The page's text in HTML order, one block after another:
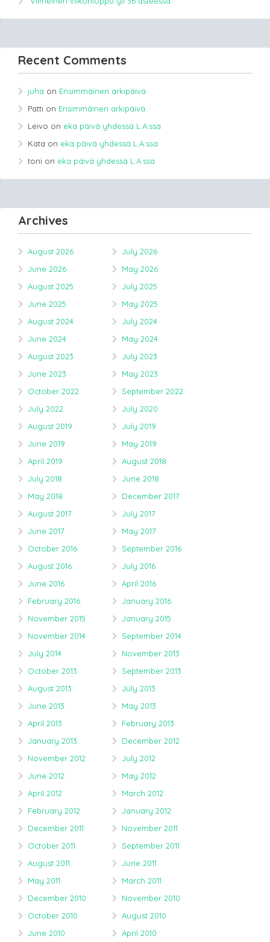
Recent Comments
juha on Ensimmäinen arkipäivä
Patti on Ensimmäinen arkipäivä
Leivo on eka päivä yhdessä L.A.ssa
Kata on eka päivä yhdessä L.A.ssa
toni on eka päivä yhdessä L.A.ssa
Archives
August 2026
July 2026
June 2026
May 2026
August 2025
July 2025
June 2025
May 2025
August 2024
July 2024
June 2024
May 2024
August 2023
July 2023
June 2023
May 2023
October 2022
September 2022
July 2022
July 2020
August 2019
July 2019
June 2019
May 2019
April 2019
August 2018
July 2018
June 2018
May 2018
December 2017
August 2017
July 2017
June 2017
May 2017
October 2016
September 2016
August 2016
July 2016
June 2016
April 2016
February 2016
January 2016
November 2015
January 2015
November 2014
September 2014
July 2014
November 2013
October 2013
September 2013
August 2013
July 2013
June 2013
May 2013
April 2013
February 2013
January 2013
December 2012
November 2012
July 2012
June 2012
May 2012
April 2012
March 2012
February 2012
January 2012
December 2011
November 2011
October 2011
September 2011
August 2011
June 2011
May 2011
March 2011
December 2010
November 2010
October 2010
August 2010
June 2010
April 2010